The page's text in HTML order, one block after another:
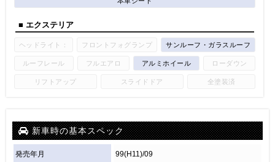
■ エクステリア
ヘッドライト： フロントフォグランプ サンルーフ・ガラスルーフ
ルーフレール フルエアロ アルミホイール ローダウン
リフトアップ スライドドア 全塗装済
新車時の基本スペック
発売年月 99(H11)/09